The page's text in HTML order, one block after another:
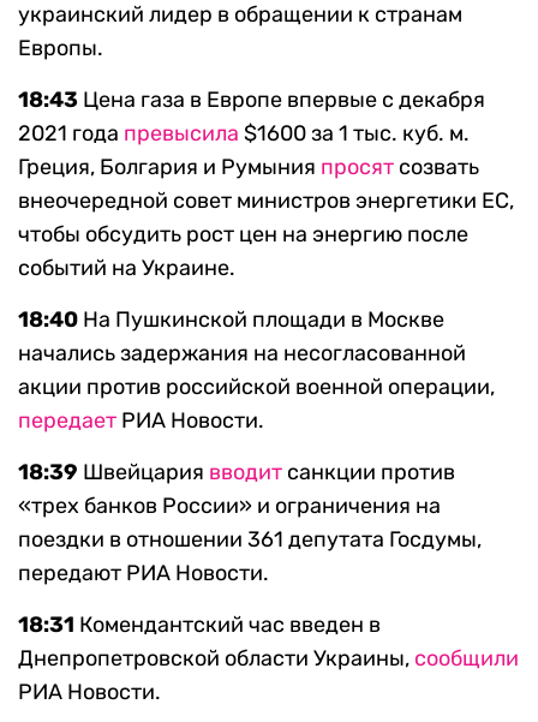
украинский лидер в обращении к странам
Европы.
18:43 Цена газа в Европе впервые с декабря
2021 года превысила $1600 за 1 тыс. куб. м.
Греция, Болгария и Румыния просят созвать
внеочередной совет министров энергетики ЕС,
чтобы обсудить рост цен на энергию после
событий на Украине.
18:40 На Пушкинской площади в Москве
начались задержания на несогласованной
акции против российской военной операции,
передает РИА Новости.
18:39 Швейцария вводит санкции против
«трех банков России» и ограничения на
‎поездки в отношении 361 депутата Госдумы,
передают РИА Новости.
18:31 Комендантский час введен в
Днепропетровской области Украины, сообщили
РИА Новости.